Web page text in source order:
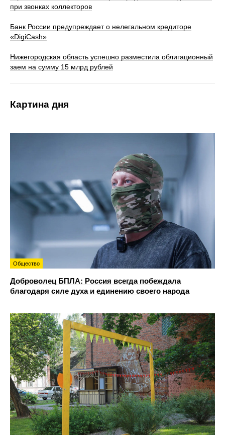
при звонках коллекторов
Банк России предупреждает о нелегальном кредиторе
«DigiCash»
Нижегородская область успешно разместила облигационный
заем на сумму 15 млрд рублей
Картина дня
Общество
Доброволец БПЛА: Россия всегда побеждала
благодаря силе духа и единению своего народа